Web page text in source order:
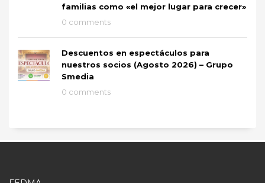
familias como «el mejor lugar para crecer»
0 comments
Descuentos en espectáculos para
nuestros socios (Agosto 2026) – Grupo
Smedia
0 comments